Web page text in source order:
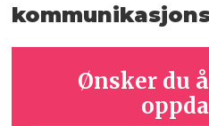
Ønsker du